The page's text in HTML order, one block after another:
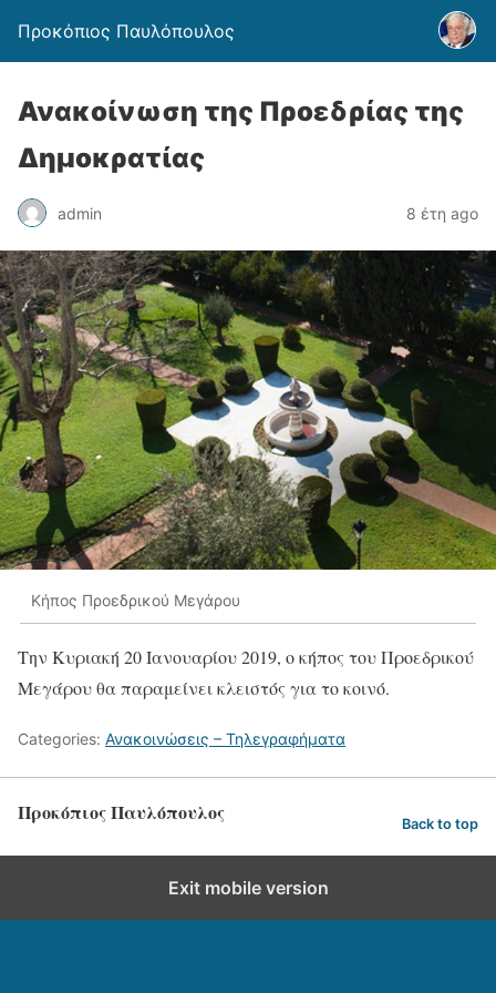
Προκόπιος Παυλόπουλος
Ανακοίνωση της Προεδρίας της
Δημοκρατίας
admin 8 έτη ago
Κήπος Προεδρικού Μεγάρου
Την Κυριακή 20 Ιανουαρίου 2019, ο κήπος του Προεδρικού
Μεγάρου θα παραμείνει κλειστός για το κοινό.
Categories: Ανακοινώσεις – Τηλεγραφήματα
Προκόπιος Παυλόπουλος Back to top
Exit mobile version